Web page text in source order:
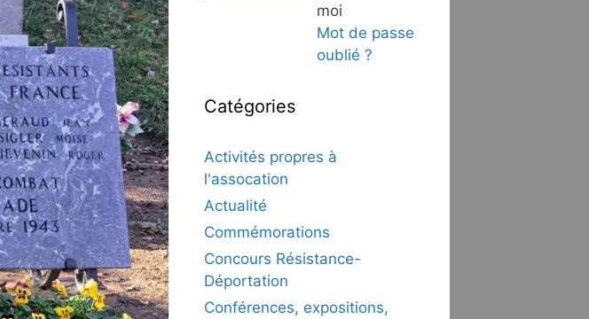
moi
Mot de passe
oublié ?
Catégories
Activités propres à
l'assocation
Actualité
Commémorations
Concours Résistance-
Déportation
Conférences, expositions,